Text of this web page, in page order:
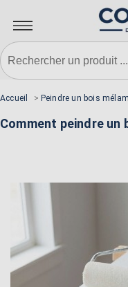
Accueil > Peindre un bois
Comment peindre un